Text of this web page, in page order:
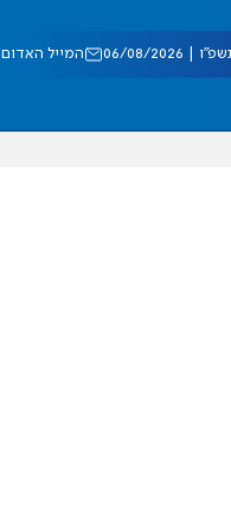
08/2026 המייל האדום